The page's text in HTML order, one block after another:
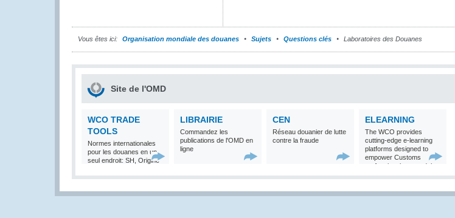
Vous êtes ici: Organisation mondiale des douanes Sujets Questions clés Laboratoires des Douanes
Site de l'OMD
WCO TRADE
TOOLS
Normes internationales
pour les douanes en un
seul endroit: SH, Origine
LIBRAIRIE
Commandez les
publications de l'OMD en
ligne
CEN
Réseau douanier de lutte
contre la fraude
ELEARNING
The WCO provides
cutting-edge e-learning
platforms designed to
empower Customs
professionals around the
world with
knowledge and skills in